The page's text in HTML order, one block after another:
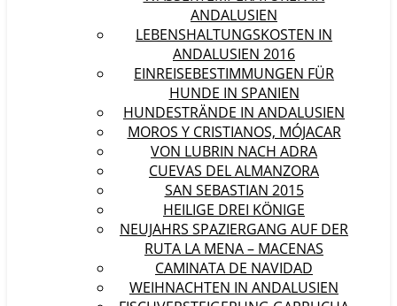
ANDALUSIEN
LEBENSHALTUNGSKOSTEN IN
ANDALUSIEN 2016
EINREISEBESTIMMUNGEN FÜR
HUNDE IN SPANIEN
HUNDESTRÄNDE IN ANDALUSIEN
MOROS Y CRISTIANOS, MÓJACAR
VON LUBRIN NACH ADRA
CUEVAS DEL ALMANZORA
SAN SEBASTIAN 2015
HEILIGE DREI KÖNIGE
NEUJAHRS SPAZIERGANG AUF DER
RUTA LA MENA – MACENAS
CAMINATA DE NAVIDAD
WEIHNACHTEN IN ANDALUSIEN